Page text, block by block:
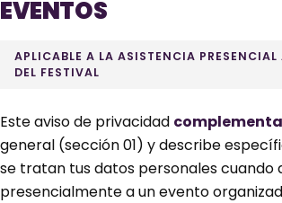
EVENTOS
APLICABLE A LA ASISTENCIA PRESENCIAL
DEL FESTIVAL
Este aviso de privacidad complementa
general (sección 01) y describe
se tratan tus datos personales cuando
presencialmente a un evento